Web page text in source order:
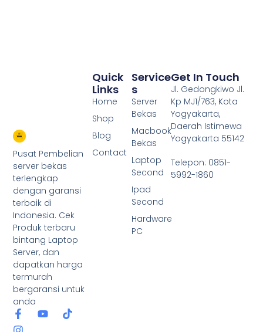
Pusat Pembelian
server bekas
terlengkap
dengan garansi
terbaik di
Indonesia. Cek
Produk terbaru
bintang Laptop
Server, dan
dapatkan harga
termurah
bergaransi untuk
anda
Service
S
Server
Bekas
Macbook
Bekas
Laptop
Second
Ipad
Second
Hardware
PC
Quick
Links
Home
Shop
Blog
Contact
Get In Touch
Jl. Gedongkiwo Jl.
Kp MJ1/763, Kota
Yogyakarta,
Daerah Istimewa
Yogyakarta 55142
Telepon: 0851-
5992-1860